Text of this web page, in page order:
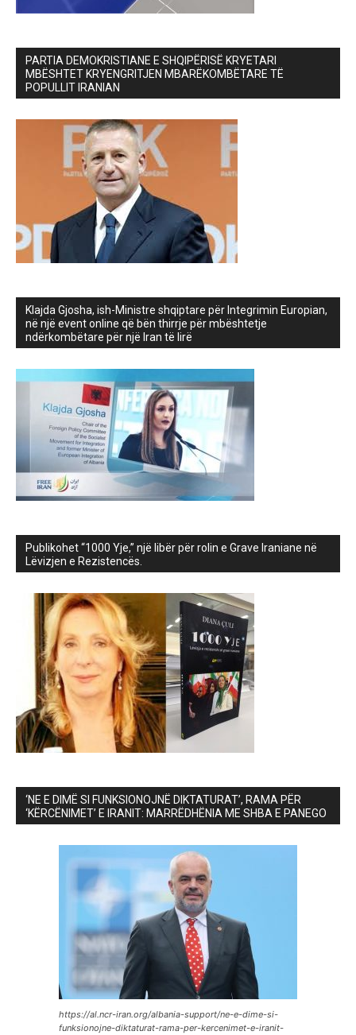
PARTIA DEMOKRISTIANE E SHQIPËRISË KRYETARI
MBËSHTET KRYENGRITJEN MBARËKOMBËTARE TË
POPULLIT IRANIAN
Klajda Gjosha, ish-Ministre shqiptare për Integrimin Europian,
në një event online që bën thirrje për mbështetje
ndërkombëtare për një Iran të lirë
Publikohet “1000 Yje,” një libër për rolin e Grave Iraniane në
Lëvizjen e Rezistencës.
‘NE E DIMË SI FUNKSIONOJNË DIKTATURAT’, RAMA PËR
‘KËRCËNIMET’ E IRANIT: MARRËDHËNIA ME SHBA E PANEGO
https://al.ncr-iran.org/albania-support/ne-e-dime-si-
funksionojne-diktaturat-rama-per-kercenimet-e-iranit-